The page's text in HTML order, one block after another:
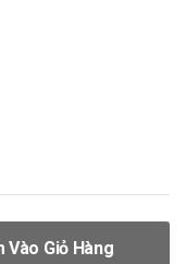
Vào Giỏ Hàng